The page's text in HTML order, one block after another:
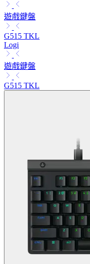
遊戲鍵盤
G515 TKL
Logi
遊戲鍵盤
G515 TKL